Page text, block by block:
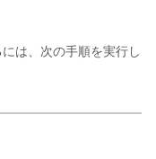
は、次の手順を実行し